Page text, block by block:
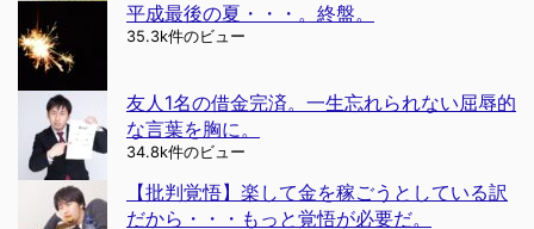
平成最後の夏・・・。終盤。
35.3k件のビュー
友人1名の借金完済。一生忘れられない屈辱的
な言葉を胸に。
34.8k件のビュー
【批判覚悟】楽して金を稼ごうとしている訳
だから・・・もっと覚悟が必要だ。